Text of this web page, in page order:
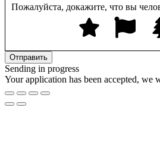
Пожалуйста, докажите, что вы
Sending in progress
Your application has been accepted, we